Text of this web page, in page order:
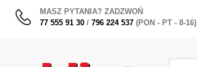
MASZ PYTANIA? ZADZWOŃ
77 555 91 30/ 796 224 537 (PON - PT - 8-16)